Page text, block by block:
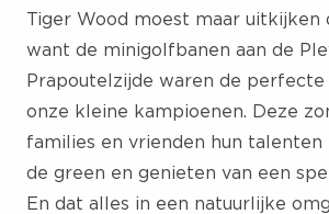
Tiger Wood moest maar uitkijken
want de minigolfbanen aan de
Prapoutelzijde waren de
onze kleine kampioenen. Deze
families en vrienden hun talenten
de green en genieten van een
En dat alles in een natuurlijke